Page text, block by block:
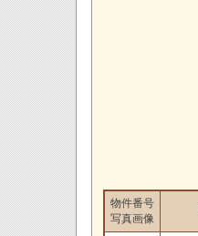
物件番号
写真画像